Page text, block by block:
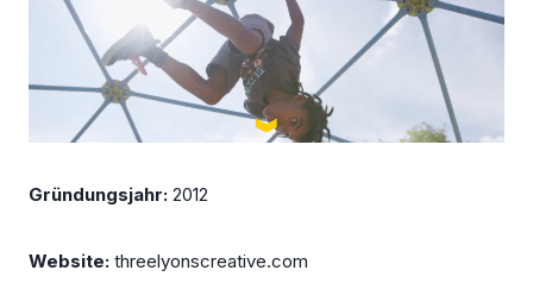
Gründungsjahr: 2012
Website: threelyonscreative.com